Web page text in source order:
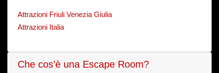
Attrazioni Friuli Venezia Giulia
Attrazioni Italia
Che cos’è una Escape Room?